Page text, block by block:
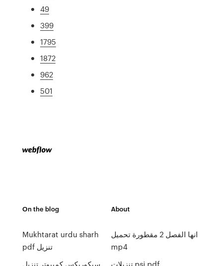
49
399
1795
1872
962
501
On the blog
Mukhtarat urdu sharh
pdf تنزيل
سيكوريكس كمبيوتر تنزيل
About
انها الفصل 2 مقطورة تحميل
mp4
تنزيلات psi pdf